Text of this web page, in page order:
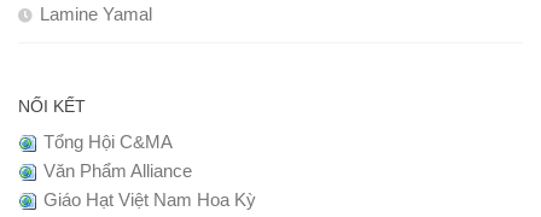
Lamine Yamal
NỐI KẾT
Tổng Hội C&MA
Văn Phẩm Alliance
Giáo Hạt Việt Nam Hoa Kỳ